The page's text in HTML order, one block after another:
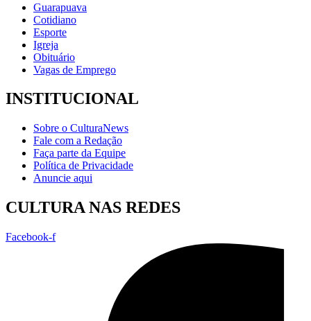
Guarapuava
Cotidiano
Esporte
Igreja
Obituário
Vagas de Emprego
INSTITUCIONAL
Sobre o CulturaNews
Fale com a Redação
Faça parte da Equipe
Política de Privacidade
Anuncie aqui
CULTURA NAS REDES
Facebook-f